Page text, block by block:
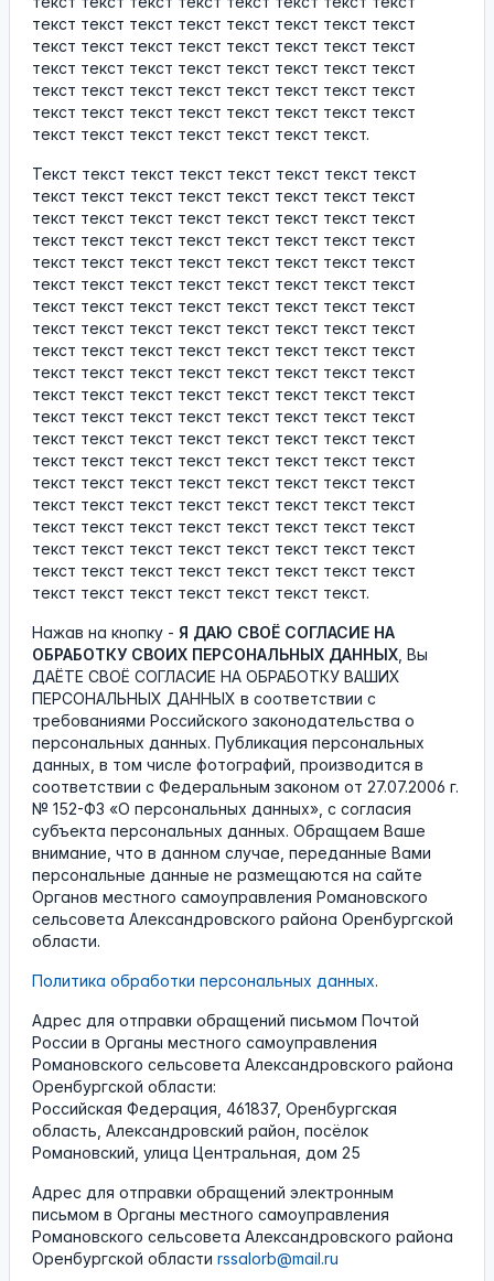
текст текст текст текст текст текст текст текст
текст текст текст текст текст текст текст текст
текст текст текст текст текст текст текст текст
текст текст текст текст текст текст текст текст
текст текст текст текст текст текст текст текст
текст текст текст текст текст текст текст.
Текст текст текст текст текст текст текст текст
текст текст текст текст текст текст текст текст
текст текст текст текст текст текст текст текст
текст текст текст текст текст текст текст текст
текст текст текст текст текст текст текст текст
текст текст текст текст текст текст текст текст
текст текст текст текст текст текст текст текст
текст текст текст текст текст текст текст текст
текст текст текст текст текст текст текст текст
текст текст текст текст текст текст текст текст
текст текст текст текст текст текст текст текст
текст текст текст текст текст текст текст текст
текст текст текст текст текст текст текст текст
текст текст текст текст текст текст текст текст
текст текст текст текст текст текст текст текст
текст текст текст текст текст текст текст текст
текст текст текст текст текст текст текст текст
текст текст текст текст текст текст текст текст
текст текст текст текст текст текст текст текст
текст текст текст текст текст текст текст.
Нажав на кнопку - Я ДАЮ СВОЁ СОГЛАСИЕ НА
ОБРАБОТКУ СВОИХ ПЕРСОНАЛЬНЫХ ДАННЫХ , Вы
ДАЁТЕ СВОЁ СОГЛАСИЕ НА ОБРАБОТКУ ВАШИХ
ПЕРСОНАЛЬНЫХ ДАННЫХ в соответствии с
требованиями Российского законодательства о
персональных данных. Публикация персональных
данных, в том числе фотографий, производится в
соответствии с Федеральным законом от 27.07.2006 г.
№ 152-ФЗ «О персональных данных», с согласия
субъекта персональных данных. Обращаем Ваше
внимание, что в данном случае, переданные Вами
персональные данные не размещаются на сайте
Органов местного самоуправления Романовского
сельсовета Александровского района Оренбургской
области.
Политика обработки персональных данных.
Адрес для отправки обращений письмом Почтой
России в Органы местного самоуправления
Романовского сельсовета Александровского района
Оренбургской области:
Российская Федерация, 461837, Оренбургская
область, Александровский район, посёлок
Романовский, улица Центральная, дом 25
Адрес для отправки обращений электронным
письмом в Органы местного самоуправления
Романовского сельсовета Александровского района
Оренбургской области rssalorb@mail.ru